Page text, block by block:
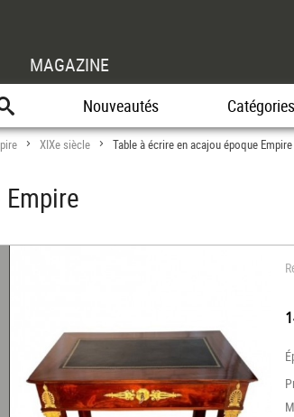
MAGAZINE
Nouveautés Catégories
> XIXe siècle > Table à écrire en acajou époque Empire